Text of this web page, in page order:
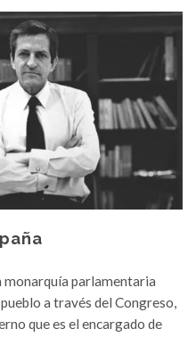
monarquía parlamentaria
a través del Congreso,
que es el encargado de